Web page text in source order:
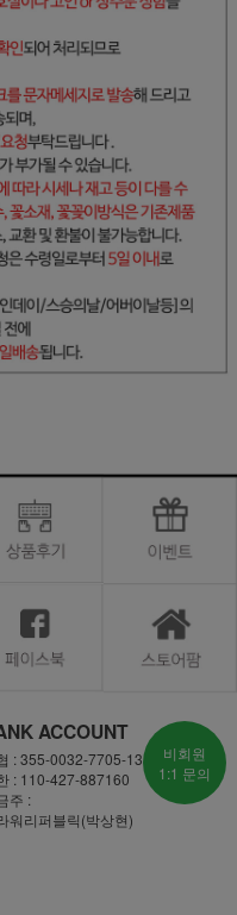
ACCOUNT
: 355-0032-7705-13
: 110-427-887160
주 :
워리퍼블릭(박상현)
비회원
1:1 문의